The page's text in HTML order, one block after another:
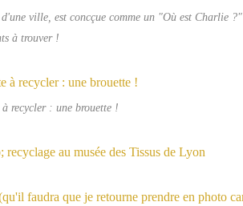
ville, est concçue comme un "Où est Charlie ?"
à trouver !
recycler : une brouette !